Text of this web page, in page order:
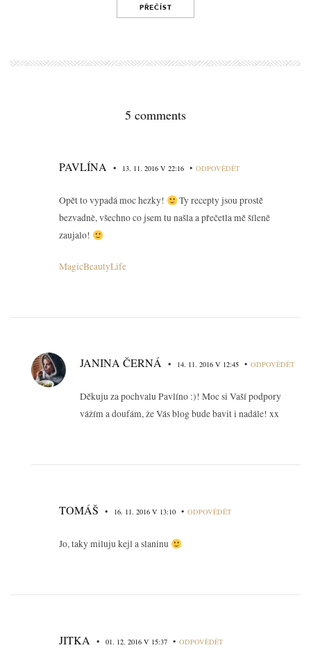
PŘEČÍST
5 comments
PAVLÍNA • 13. 11. 2016 V 22:16 • ODPOVĚDĚT
Opět to vypadá moc hezky!
Ty recepty jsou prostě
bezvadnè, všechno co jsem tu našla a přečetla mě šíleně
zaujalo!
MagicBeautyLife
JANINA ČERNÁ • 14. 11. 2016 V 12:45 • ODPOVĚDĚT
Děkuju za pochvalu Pavlíno :)! Moc si Vaší podpory
vážím a doufám, že Vás blog bude bavit i nadále! xx
TOMÁŠ • 16. 11. 2016 V 13:10 • ODPOVĚDĚT
Jo, taky miluju kejl a slaninu
JITKA • 01. 12. 2016 V 15:37 • ODPOVĚDĚT